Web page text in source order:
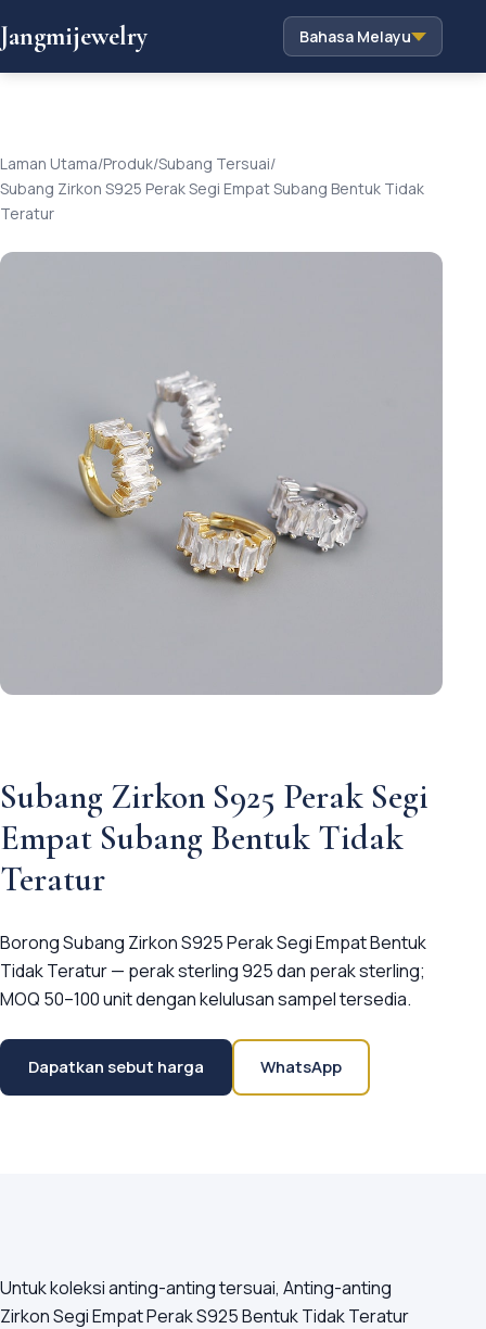
Jangmijewelry Bahasa Melayu
Laman Utama/Produk/Subang Tersuai/
Subang Zirkon S925 Perak Segi Empat Subang Bentuk Tidak
Teratur
Subang Zirkon S925 Perak Segi
Empat Subang Bentuk Tidak
Teratur
Borong Subang Zirkon S925 Perak Segi Empat Bentuk
Tidak Teratur — perak sterling 925 dan perak sterling;
MOQ 50–100 unit dengan kelulusan sampel tersedia.
Dapatkan sebut harga WhatsApp
Untuk koleksi anting-anting tersuai, Anting-anting
Zirkon Segi Empat Perak S925 Bentuk Tidak Teratur